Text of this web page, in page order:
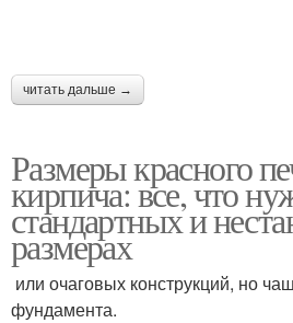
читать дальше →
Размеры красного
кирпича: все, что
стандартных и
размерах
или очаговых конструкций, но
фундамента.